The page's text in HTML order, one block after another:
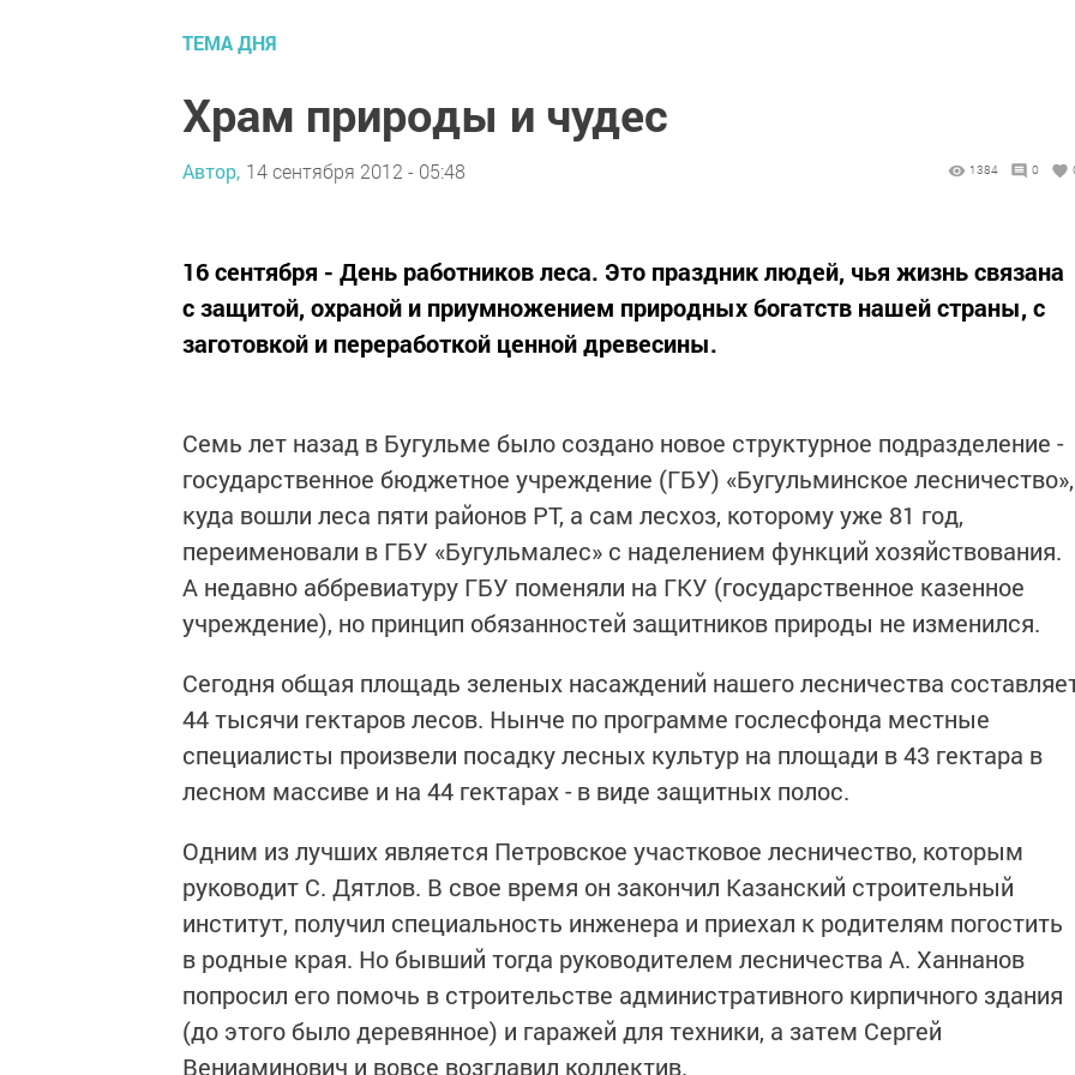
ТЕМА ДНЯ
Храм природы и чудес
Автор, 14 сентября 2012 - 05:48 1384 0
16 сентября - День работников леса. Это праздник людей, чья жизнь связана
с защитой, охраной и приумножением природных богатств нашей страны, с
заготовкой и переработкой ценной древесины.
Семь лет назад в Бугульме было создано новое структурное подразделение -
государственное бюджетное учреждение (ГБУ) «Бугульминское лесничество»,
куда вошли леса пяти районов РТ, а сам лесхоз, которому уже 81 год,
переименовали в ГБУ «Бугульмалес» с наделением функций хозяйствования.
А недавно аббревиатуру ГБУ поменяли на ГКУ (государственное казенное
учреждение), но принцип обязанностей защитников природы не изменился.
Сегодня общая площадь зеленых насаждений нашего лесничества
44 тысячи гектаров лесов. Нынче по программе гослесфонда местные
специалисты произвели посадку лесных культур на площади в 43 гектара в
лесном массиве и на 44 гектарах - в виде защитных полос.
Одним из лучших является Петровское участковое лесничество, которым
руководит С. Дятлов. В свое время он закончил Казанский строительный
институт, получил специальность инженера и приехал к родителям погостить
в родные края. Но бывший тогда руководителем лесничества А. Ханнанов
попросил его помочь в строительстве административного кирпичного здания
(до этого было деревянное) и гаражей для техники, а затем Сергей
Вениаминович и вовсе возглавил коллектив.